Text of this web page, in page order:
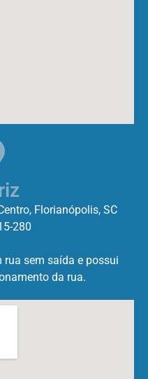
Florianópolis, SC
280
sem saída e possui
da rua.